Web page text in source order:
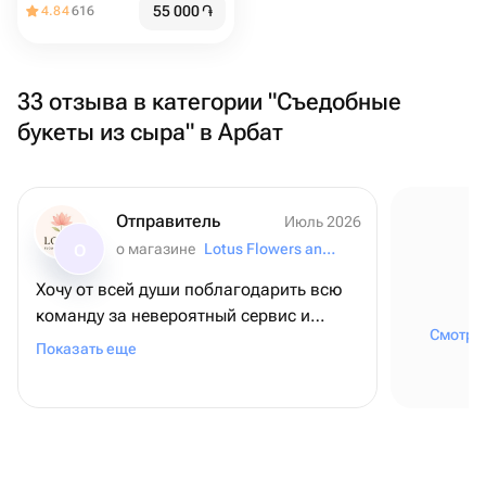
4.84616 55 000֏
33 отзыва в категории "Съедобные
букеты из сыра" в Арбат
Отправитель
Июль 2026
о магазине
Lotus Flowers and Gifts
Хочу от всей души поблагодарить всю
команду за невероятный сервис и
внимание к деталям! ❤️ Для меня этот
Показать еще